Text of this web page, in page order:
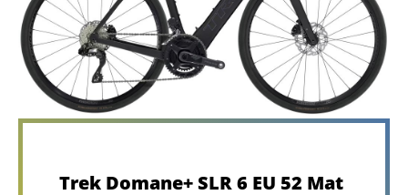
Trek Domane+ SLR 6 EU 52 Mat